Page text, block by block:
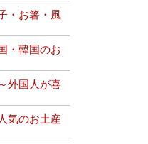
・お箸・風
・韓国のお
外国人が喜
気のお土産